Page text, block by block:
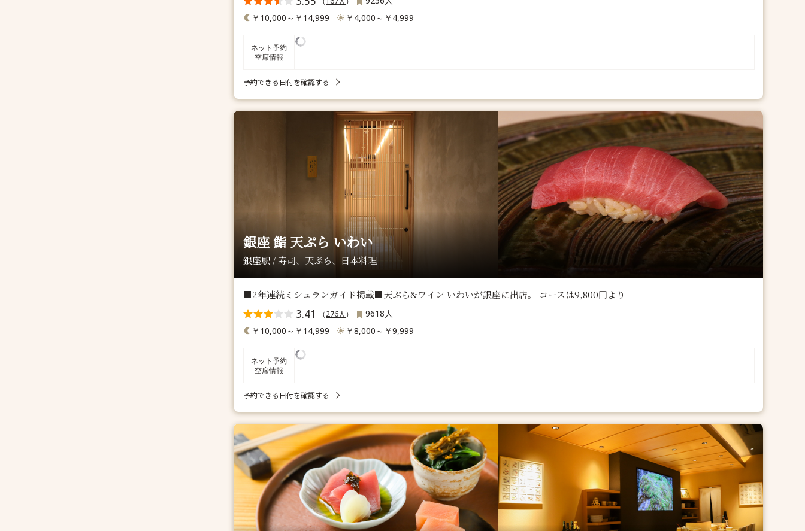
￥10,000～￥14,999
￥4,000～￥4,999
ネット予約
空席情報
予約できる日付を確認する
銀座 鮨 天ぷら いわい
銀座駅 / 寿司、天ぷら、日本料理
■2年連続ミシュランガイド掲載■天ぷら&ワイン いわいが銀座に出店。 コースは9,800円より
3.41 （276人 ）
9618人
￥10,000～￥14,999
￥8,000～￥9,999
ネット予約
空席情報
予約できる日付を確認する